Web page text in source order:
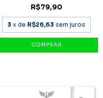
R$79,90
3 x de R$26,63 sem juros